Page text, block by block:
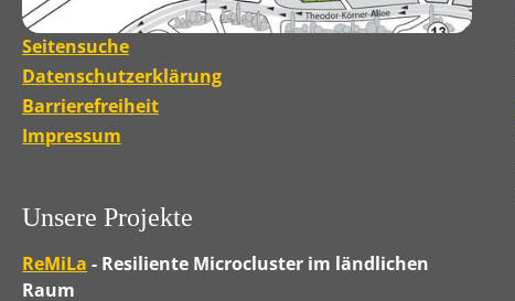
Seitensuche
Datenschutzerklärung
Barrierefreiheit
Impressum
Unsere Projekte
ReMiLa - Resiliente Microcluster im ländlichen
Raum